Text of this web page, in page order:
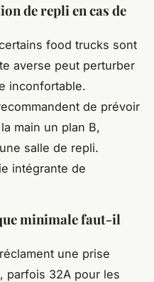
de repli en cas de
food trucks sont
averse peut perturber
inconfortable.
de prévoir
main un plan B,
salle de repli.
intégrante de
minimale faut-il
une prise
parfois 32A pour les